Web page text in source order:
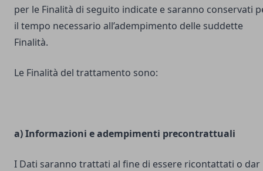
per le Finalità di seguito indicate e saranno conservati
il tempo necessario all’adempimento delle suddette
Finalità.
Le Finalità del trattamento sono:
a) Informazioni e adempimenti precontrattuali
I Dati saranno trattati al fine di essere ricontattati o dar